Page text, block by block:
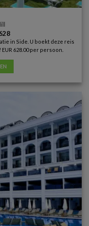
in Side. U boekt deze reis
628.00 per persoon.